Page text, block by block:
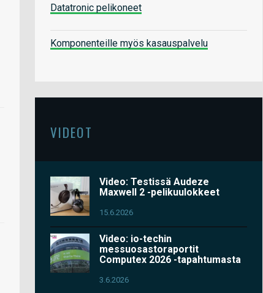
Datatronic pelikoneet
Komponenteille myös kasauspalvelu
VIDEOT
Video: Testissä Audeze
Maxwell 2 -pelikuulokkeet
15.6.2026
Video: io-techin
messuosastoraportit
Computex 2026 -tapahtumasta
3.6.2026